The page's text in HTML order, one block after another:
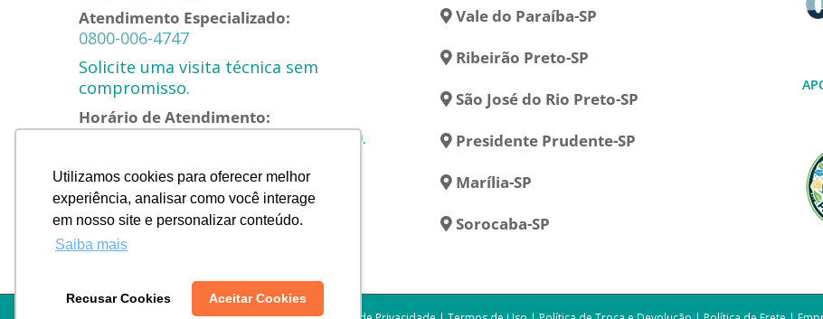
Utilizamos cookies para oferecer melhor
experiência, analisar como você interage
em nosso site e personalizar conteúdo.
Saiba mais
Recusar Cookies Aceitar Cookies
Atendimento Especializado:
0800-006-4747
Solicite uma visita técnica sem
compromisso.
Horário de Atendimento:
Segunda a Quinta das 8h00 às 18h00.
Sexta das 8h00 às 17h00.
E-mail:
contato@higiclear.com.br
Vale do Paraíba-SP
Ribeirão Preto-SP
São José do Rio Preto-SP
Presidente Prudente-SP
Marília-SP
Sorocaba-SP